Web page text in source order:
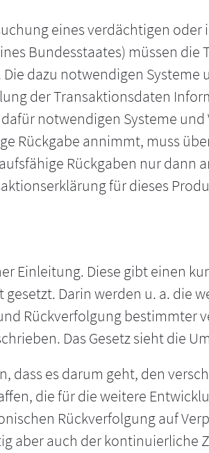
eines verdächtigen
Bundesstaates) müssen
dazu notwendigen Systeme
der Transaktionsdaten
notwendigen Systeme und
Rückgabe annimmt, muss
Rückgaben nur dann
für dieses
Einleitung. Diese gibt einen
gesetzt. Darin werden u. a.
Rückverfolgung
Das Gesetz sieht die
dass es darum geht, den
die für die weitere
Rückverfolgung auf
aber auch der